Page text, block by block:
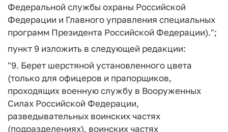
Федеральной службы охраны Российской
Федерации и Главного управления специальных
программ Президента Российской Федерации).";
пункт 9 изложить в следующей редакции:
"9. Берет шерстяной установленного цвета
(только для офицеров и прапорщиков,
проходящих военную службу в Вооруженных
Силах Российской Федерации,
разведывательных воинских частях
(подразделениях), воинских частях